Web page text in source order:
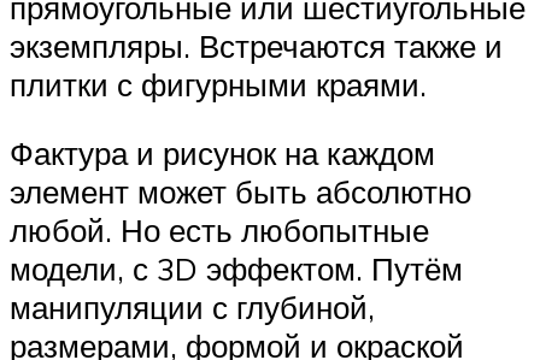
экземпляры. Встречаются также и
плитки с фигурными краями.
Фактура и рисунок на каждом
элемент может быть абсолютно
любой. Но есть любопытные
модели, с 3D эффектом. Путём
манипуляции с глубиной,
размерами, формой и окраской